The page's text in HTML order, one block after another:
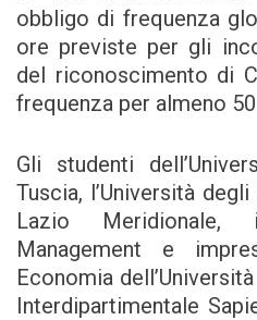
obbligo di frequenza
ore previste per gli
del riconoscimento di
frequenza per almeno
Gli studenti
Tuscia, l’Università
Lazio
Management e
Economia
Interdipartimentale